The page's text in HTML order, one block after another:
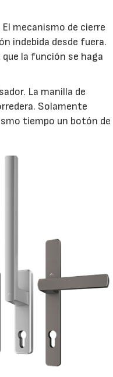
mecanismo de cierre
indebida desde fuera.
la función se haga
La manilla de
Solamente
tiempo un botón de